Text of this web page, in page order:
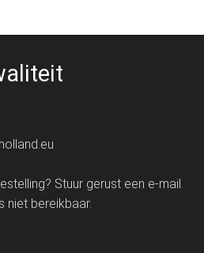
Stuur gerust een e-mail.
niet bereikbaar.